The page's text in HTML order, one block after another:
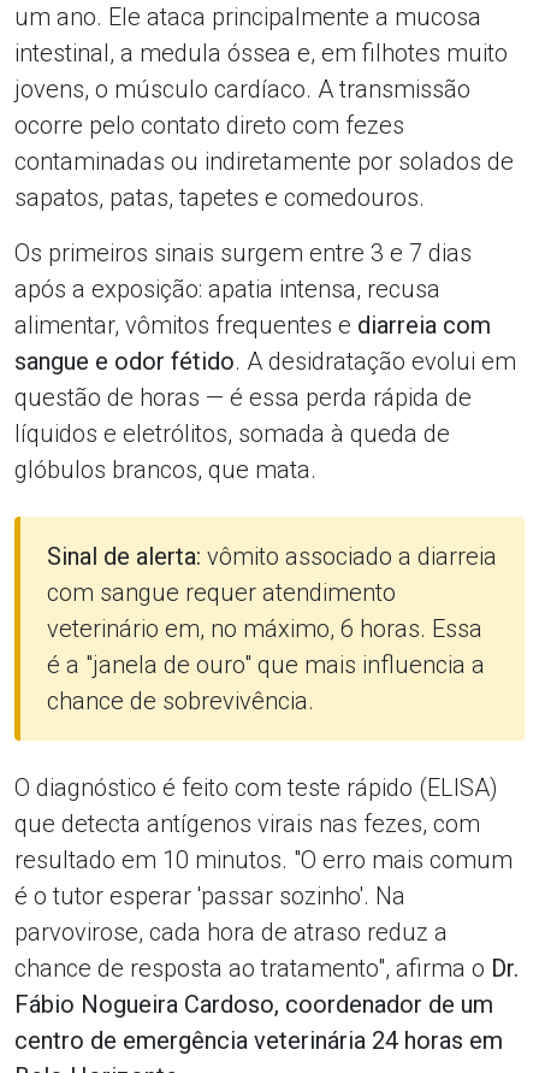
um ano. Ele ataca principalmente a mucosa
intestinal, a medula óssea e, em filhotes muito
jovens, o músculo cardíaco. A transmissão
ocorre pelo contato direto com fezes
contaminadas ou indiretamente por solados de
sapatos, patas, tapetes e comedouros.
Os primeiros sinais surgem entre 3 e 7 dias
após a exposição: apatia intensa, recusa
alimentar, vômitos frequentes e diarreia com
sangue e odor fétido. A desidratação evolui em
questão de horas — é essa perda rápida de
líquidos e eletrólitos, somada à queda de
glóbulos brancos, que mata.
Sinal de alerta: vômito associado a diarreia
com sangue requer atendimento
veterinário em, no máximo, 6 horas. Essa
é a "janela de ouro" que mais influencia a
chance de sobrevivência.
O diagnóstico é feito com teste rápido (ELISA)
que detecta antígenos virais nas fezes, com
resultado em 10 minutos. "O erro mais comum
é o tutor esperar 'passar sozinho'. Na
parvovirose, cada hora de atraso reduz a
chance de resposta ao tratamento", afirma o Dr.
Fábio Nogueira Cardoso, coordenador de um
centro de emergência veterinária 24 horas em